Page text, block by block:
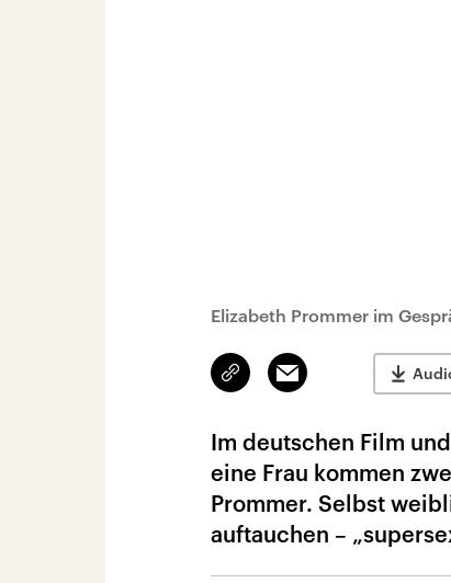
Elizabeth Prommer im
Link
kopieren/teilen
Email
Im deutschen Film
eine Frau kommen
Prommer. Selbst
auftauchen –